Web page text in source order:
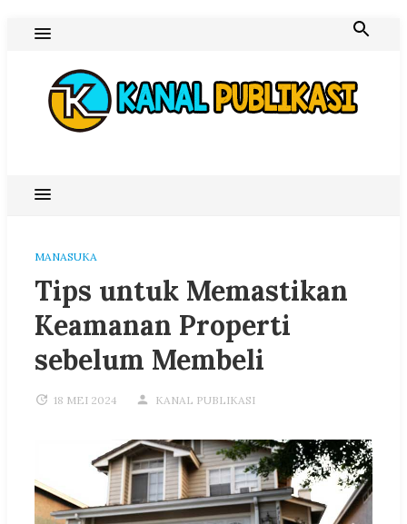
content
MANASUKA
Tips untuk Memastikan
Keamanan Properti
sebelum Membeli
18 MEI 2024 KANAL PUBLIKASI